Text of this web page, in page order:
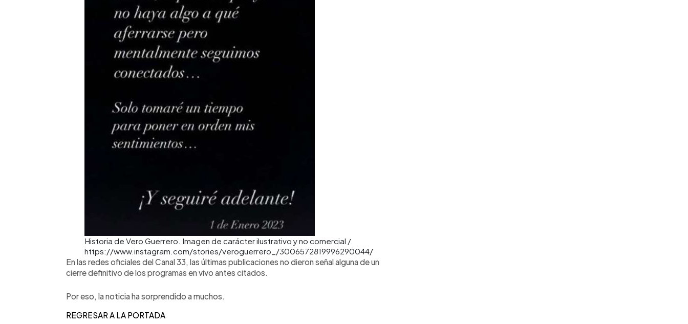
Historia de Vero Guerrero. Imagen de carácter ilustrativo y no comercial /
https://www.instagram.com/stories/veroguerrero_/3006572819996290044/
En las redes oficiales del Canal 33, las últimas publicaciones no dieron señal alguna de un
cierre definitivo de los programas en vivo antes citados.
Por eso, la noticia ha sorprendido a muchos.
REGRESAR A LA PORTADA